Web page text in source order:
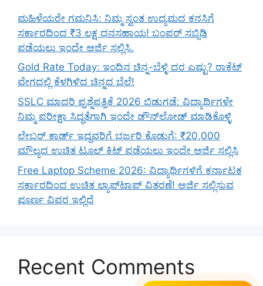
ಮಹಿಳೆಯರೇ ಗಮನಿಸಿ: ನಿಮ್ಮ ಸ್ವಂತ ಉದ್ಯಮದ ಕನಸಿಗೆ
ಸರ್ಕಾರದಿಂದ ₹3 ಲಕ್ಷ ಧನಸಹಾಯ! ಬಂಪರ್ ಸಬ್ಸಿಡಿ
ಪಡೆಯಲು ಇಂದೇ ಅರ್ಜಿ ಸಲ್ಲಿಸಿ.
Gold Rate Today: ಇಂದಿನ ಚಿನ್ನ-ಬೆಳ್ಳಿ ದರ ಎಷ್ಟು? ರಾಕೆಟ್
ವೇಗದಲ್ಲಿ ಕೆಳಗಿಳಿದ ಚಿನ್ನದ ಬೆಲೆ!
SSLC ಮಾದರಿ ಪ್ರಶ್ನೆಪತ್ರಿಕೆ 2026 ಬಿಡುಗಡೆ: ವಿದ್ಯಾರ್ಥಿಗಳೇ
ನಿಮ್ಮ ಪರೀಕ್ಷಾ ಸಿದ್ಧತೆಗಾಗಿ ಇಂದೇ ಡೌನ್‌ಲೋಡ್ ಮಾಡಿಕೊಳ್ಳಿ
ಲೇಬರ್ ಕಾರ್ಡ್ ಇದ್ದವರಿಗೆ ಭರ್ಜರಿ ಕೊಡುಗೆ: ₹20,000
ಮೌಲ್ಯದ ಉಚಿತ ಟೂಲ್ ಕಿಟ್ ಪಡೆಯಲು ಇಂದೇ ಅರ್ಜಿ ಸಲ್ಲಿಸಿ
Free Laptop Scheme 2026: ವಿದ್ಯಾರ್ಥಿಗಳಿಗೆ ಕರ್ನಾಟಕ
ಸರ್ಕಾರದಿಂದ ಉಚಿತ ಲ್ಯಾಪ್‌ಟಾಪ್ ವಿತರಣೆ! ಅರ್ಜಿ ಸಲ್ಲಿಸುವ
ಪೂರ್ಣ ವಿವರ ಇಲ್ಲಿದೆ
Recent Comments